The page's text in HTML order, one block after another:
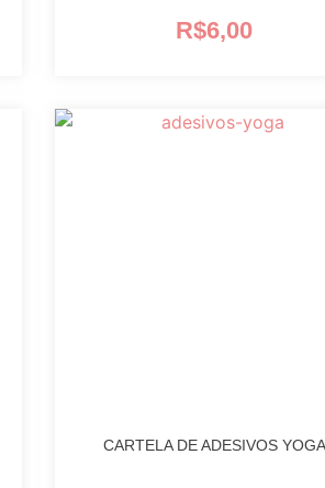
R$6,00
CARTELA DE ADESIVOS YOGA